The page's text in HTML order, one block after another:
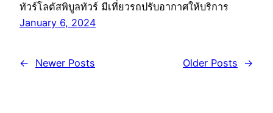
ทัวร์โลตัสพิบูลทัวร์ มีเที่ยวรถปรับอากาศให้บริการ
January 6, 2024
← Newer Posts Older Posts →